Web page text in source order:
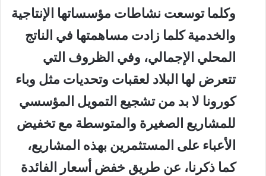
وكلما توسعت نشاطات مؤسساتها الإنتاجية
والخدمية كلما زادت مساهمتها في الناتج
المحلي الإجمالي، وفي الظروف التي
تتعرض لها البلاد لعقبات وتحديات مثل وباء
كورونا لا بد من تشجيع التمويل المؤسسي
للمشاريع الصغيرة والمتوسطة مع تخفيض
الأعباء على المستثمرين بهذه المشاريع،
كما ذكرنا، عن طريق خفض أسعار الفائدة